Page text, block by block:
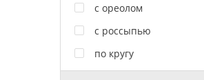
с ореолом
с россыпью
по кругу